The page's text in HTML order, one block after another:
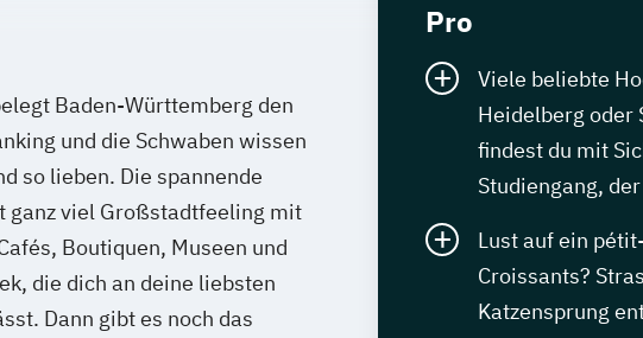
Baden-Württemberg den
und die Schwaben wissen
so lieben. Die spannende
ganz viel Großstadtfeeling mit
Boutiquen, Museen und
die dich an deine liebsten
Dann gibt es noch das
Pro
Viele beliebte
Heidelberg oder
findest du mit
Studiengang,
Lust auf ein
Croissants?
Katzensprung